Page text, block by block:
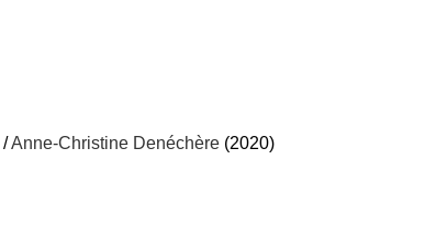
/Anne-Christine Denéchère (2020)